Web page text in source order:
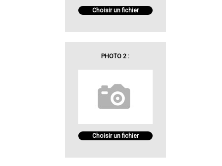
Choisir un fichier
PHOTO 2 :
Choisir un fichier